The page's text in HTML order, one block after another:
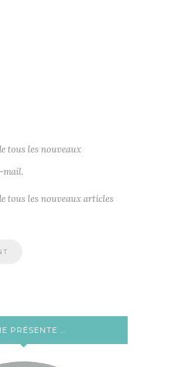
tous les nouveaux
mail.
tous les nouveaux articles
PRÉSENTE …